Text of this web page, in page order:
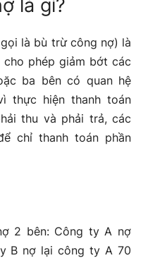
là gì?
là bù trừ công nợ) là
phép giảm bớt các
ba bên có quan hệ
thực hiện thanh toán
thu và phải trả, các
chỉ thanh toán phần
2 bên: Công ty A nợ
B nợ lại công ty A 70